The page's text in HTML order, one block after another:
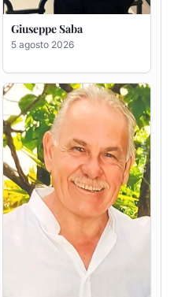
Giuseppe Deiana
5 agosto 2026